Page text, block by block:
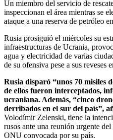
Un miembro del servicio de
inspeccionan el área mientras se
ataque a una reserva de petróleo
Rusia prosiguió el miércoles su
infraestructuras de Ucrania,
agua y electricidad de varias
de su ofensiva pese a sus reveses
Rusia disparó “unos 70 misiles
de ellos fueron interceptados,
ucraniana. Además, “cinco
derribados en el sur del país”,
Volodímir Zelenski, tiene la
rusos ante una reunión urgente
ONU convocada por su país.